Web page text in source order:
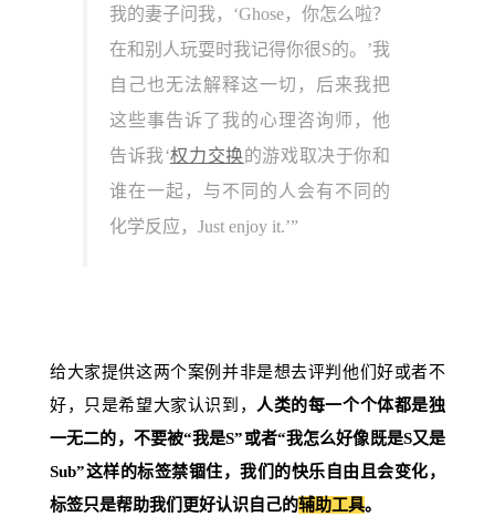
我的妻子问我，‘Ghose，你怎么啦？
在和别人玩耍时我记得你很S的。’我
自己也无法解释这一切，后来我把
这些事告诉了我的心理咨询师，他
告诉我‘权力交换的游戏取决于你和
谁在一起，与不同的人会有不同的
化学反应，Just enjoy it.’”
给大家提供这两个案例并非是想去评判他们好或者不
好，只是希望大家认识到，人类的每一个个体都是独
一无二的，不要被“我是S”或者“我怎么好像既是S又是
Sub”这样的标签禁锢住，我们的快乐自由且会变化，
标签只是帮助我们更好认识自己的辅助工具。